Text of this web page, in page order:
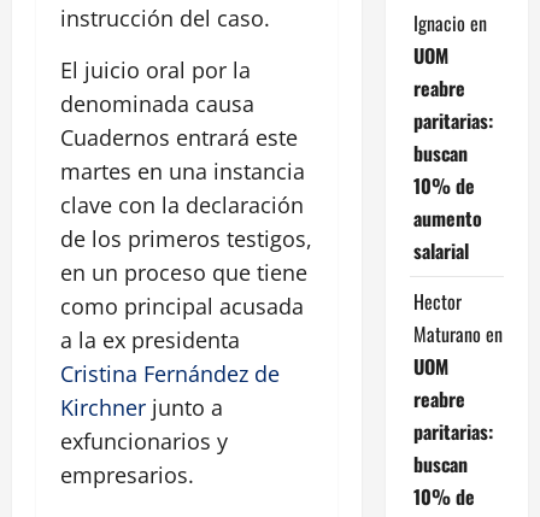
instrucción del caso.
El juicio oral por la
denominada causa
Cuadernos entrará este
martes en una instancia
clave con la declaración
de los primeros testigos,
en un proceso que tiene
como principal acusada
a la ex presidenta
Cristina Fernández de
Kirchner junto a
exfuncionarios y
empresarios.
Ignacio en
UOM
reabre
paritarias:
buscan
10% de
aumento
salarial
Hector
Maturano en
UOM
reabre
paritarias:
buscan
10% de